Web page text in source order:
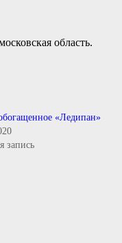
область.
«Ледипан»
запись